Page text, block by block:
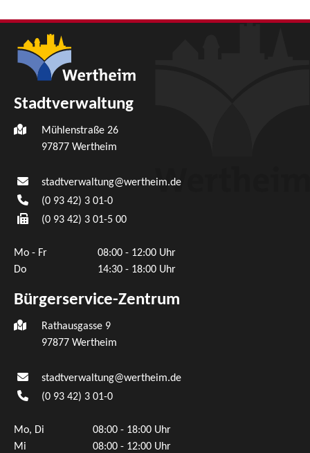
Stadtverwaltung
Mühlenstraße 26
97877 Wertheim
stadtverwaltung@wertheim.de
(0 93 42) 3 01-0
(0 93 42) 3 01-5 00
Mo - Fr
08:00 - 12:00 Uhr
Do
14:30 - 18:00 Uhr
Bürgerservice-Zentrum
Rathausgasse 9
97877 Wertheim
stadtverwaltung@wertheim.de
(0 93 42) 3 01-0
Mo, Di
08:00 - 18:00 Uhr
Mi
08:00 - 12:00 Uhr